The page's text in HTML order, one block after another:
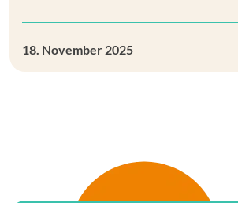
18. November 2025